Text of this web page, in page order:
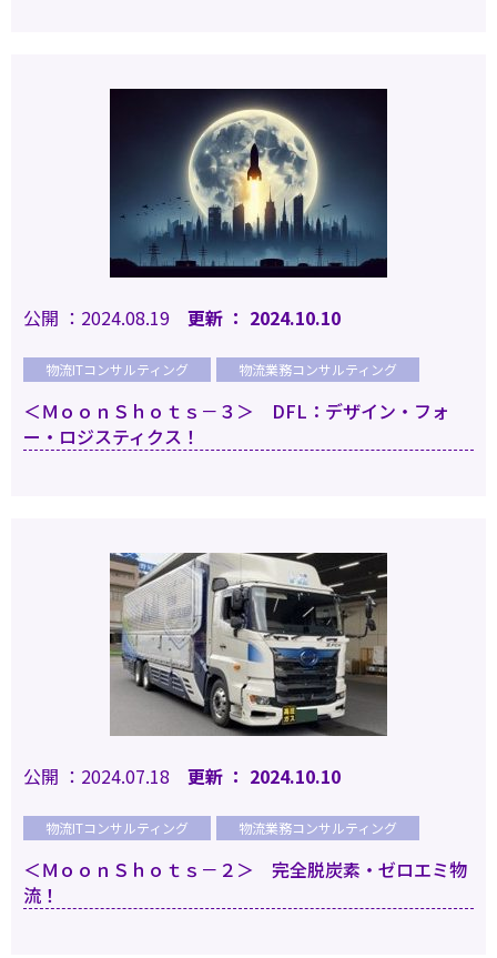
公開 ：2024.08.19 更新 ： 2024.10.10
物流ITコンサルティング 物流業務コンサルティング
＜ＭｏｏｎＳｈｏｔｓ－３＞ DFL：デザイン・フォ
ー・ロジスティクス！
公開 ：2024.07.18 更新 ： 2024.10.10
物流ITコンサルティング 物流業務コンサルティング
＜ＭｏｏｎＳｈｏｔｓ－２＞ 完全脱炭素・ゼロエミ物
流！